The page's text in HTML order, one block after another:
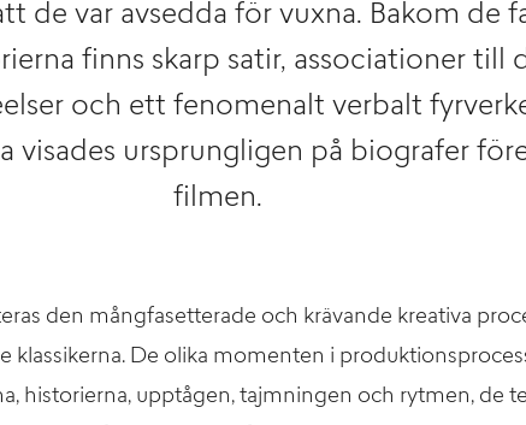
de var avsedda för vuxna. Bakom de
finns skarp satir, associationer till
och ett fenomenalt verbalt
visades ursprungligen på biografer
filmen.
den mångfasetterade och krävande kreativa
klassikerna. De olika momenten i
historierna, upptågen, tajmningen och rytmen, de